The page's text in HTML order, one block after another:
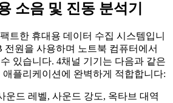
소음 및 진동 분석기
트한 휴대용 데이터 수집 시스템입니
전원을 사용하며 노트북 컴퓨터에서
있습니다. 4채널 기기는 다음과 같은
플리케이션에 완벽하게 적합합니다:
운드 레벨, 사운드 강도, 옥타브 대역